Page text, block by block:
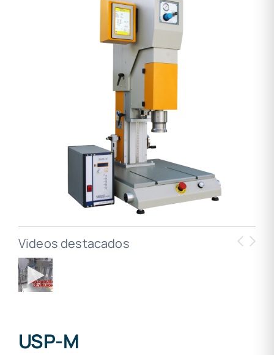
Videos destacados
USP-M